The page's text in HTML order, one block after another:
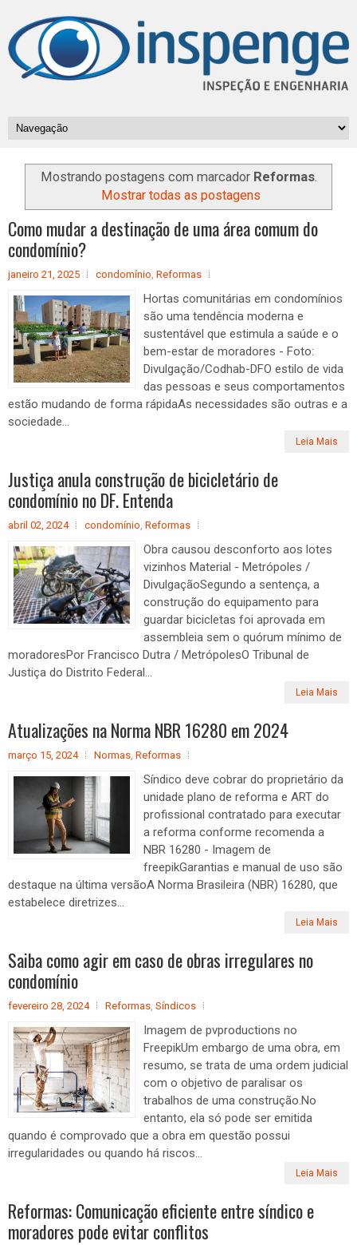
Mostrando postagens com marcador Reformas.
Mostrar todas as postagens
Como mudar a destinação de uma área comum do
condomínio?
janeiro 21, 2025 condomínio Reformas
Hortas comunitárias em condomínios
são uma tendência moderna e
sustentável que estimula a saúde e o
bem-estar de moradores - Foto:
Divulgação/Codhab-DFO estilo de vida
das pessoas e seus comportamentos
estão mudando de forma rápidaAs necessidades são outras e a
sociedade...
Leia Mais
Justiça anula construção de bicicletário de
condomínio no DF. Entenda
abril 02, 2024 condomínio Reformas
Obra causou desconforto aos lotes
vizinhos Material - Metrópoles /
DivulgaçãoSegundo a sentença, a
construção do equipamento para
guardar bicicletas foi aprovada em
assembleia sem o quórum mínimo de
moradoresPor Francisco Dutra / MetrópolesO Tribunal de
Justiça do Distrito Federal...
Leia Mais
Atualizações na Norma NBR 16280 em 2024
março 15, 2024 Normas Reformas
Síndico deve cobrar do proprietário da
unidade plano de reforma e ART do
profissional contratado para executar
a reforma conforme recomenda a
NBR 16280 - Imagem de
freepikGarantias e manual de uso são
destaque na última versãoA Norma Brasileira (NBR) 16280, que
estabelece diretrizes...
Leia Mais
Saiba como agir em caso de obras irregulares no
condomínio
fevereiro 28, 2024 Reformas Síndicos
Imagem de pvproductions no
FreepikUm embargo de uma obra, em
resumo, se trata de uma ordem judicial
com o objetivo de paralisar os
trabalhos de uma construção.No
entanto, ela só pode ser emitida
quando é comprovado que a obra em questão possui
irregularidades ou quando há riscos...
Leia Mais
Reformas: Comunicação eficiente entre síndico e
moradores pode evitar conflitos